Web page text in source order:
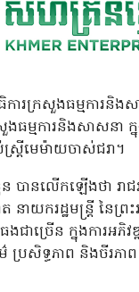
ារក្រសួងធម្មការនិ
ងធម្មការនិងសាសន
ត្រីមេម៉ាយចាស់ជរា។
បានលើកឡើងថា រា
ករដ្ឋមន្ត្រី នៃព្រះ
ជាច្រើន ក្នុងការ
រសិទ្ធភាព និងចីរភ